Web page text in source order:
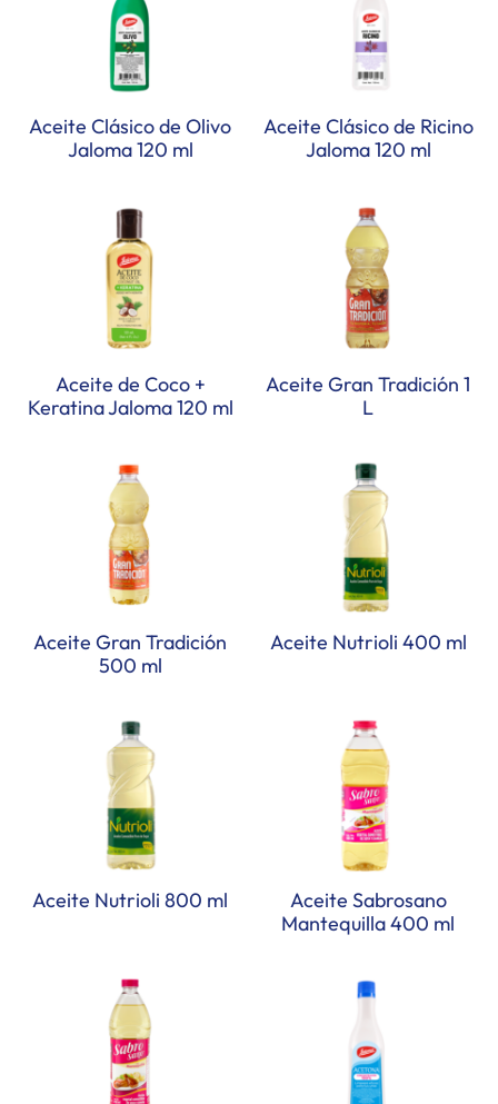
Aceite Clásico de Olivo
Jaloma 120 ml
Aceite Clásico de Ricino
Jaloma 120 ml
Aceite de Coco +
Keratina Jaloma 120 ml
Aceite Gran Tradición 1
L
Aceite Gran Tradición
500 ml
Aceite Nutrioli 400 ml
Aceite Nutrioli 800 ml
Aceite Sabrosano
Mantequilla 400 ml